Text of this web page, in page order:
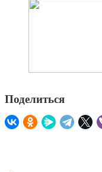
Поделиться